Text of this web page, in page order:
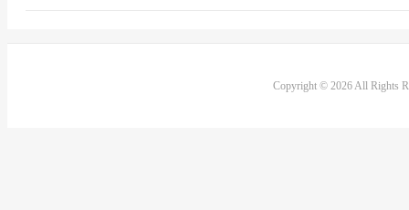
Copyright © 2026 All Rights